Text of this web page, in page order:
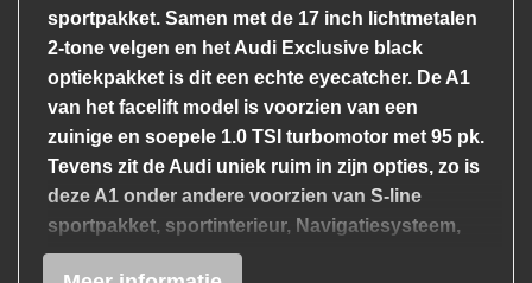
sportpakket. Samen met de 17 inch lichtmetalen
2-tone velgen en het Audi Exclusive black
optiekpakket is dit een echte eyecatcher. De A1
van het facelift model is voorzien van een
zuinige en soepele 1.0 TSI turbomotor met 95 pk.
Tevens zit de Audi uniek ruim in zijn opties, zo is
deze A1 onder andere voorzien van S-line
sportpakket, sportinterieur, Navigatiesysteem,
Audi Sound System (10 luidsprekers inclusief